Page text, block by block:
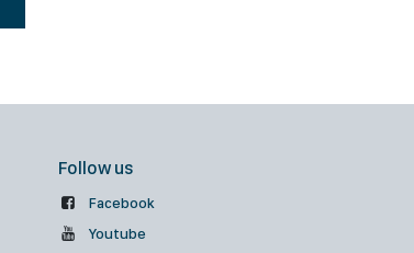
Follow us
Facebook
Youtube